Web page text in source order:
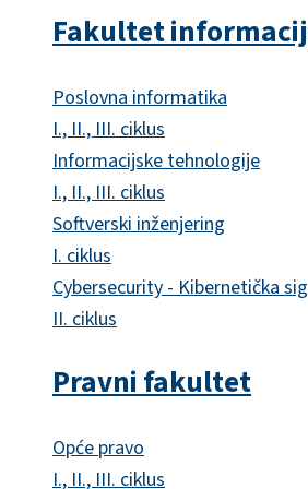
Fakultet
Poslovna informatika
I., II., III. ciklus
Informacijske tehnologije
I., II., III. ciklus
Softverski inženjering
I. ciklus
Cybersecurity - Kibernetička
II. ciklus
Pravni fakultet
Opće pravo
I., II., III. ciklus